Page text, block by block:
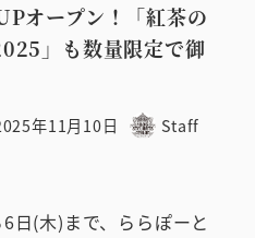
オープン！「紅茶の
」も数量限定で御
年11月10日
著
Staff
日(木)まで、ららぽーと